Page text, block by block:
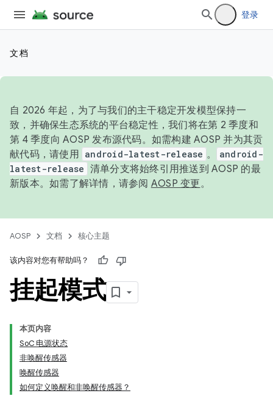
登录
文档
自 2026 年起，为了与我们的主干稳定开发模型保持一
致，并确保生态系统的平台稳定性，我们将在第 2 季度和
第 4 季度向 AOSP 发布源代码。如需构建 AOSP 并为其贡
献代码，请使用 android-latest-release 。
android-
latest-release 清单分支将始终引用推送到 AOSP 的最
新版本。如需了解详情，请参阅 AOSP 变更。
AOSP 文档 核心主题
该内容对您有帮助吗？
挂起模式
本页内容
SoC 电源状态
非唤醒传感器
唤醒传感器
如何定义唤醒和非唤醒传感器？